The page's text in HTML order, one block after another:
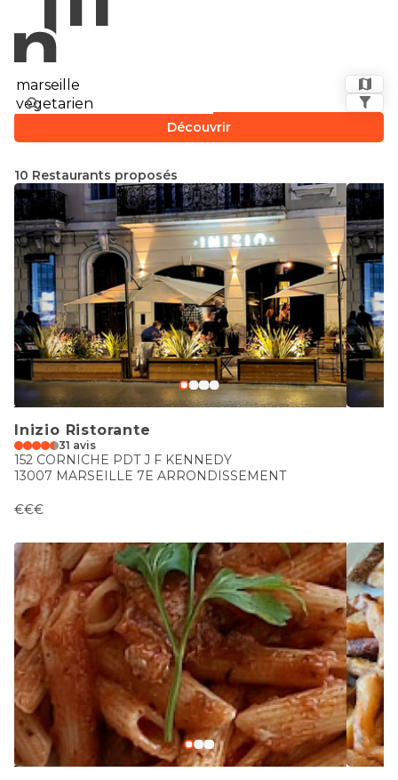
Découvrir
10 Restaurants proposés
Inizio Ristorante
31 avis
152 CORNICHE PDT J F KENNEDY
13007 MARSEILLE 7E ARRONDISSEMENT
€€€